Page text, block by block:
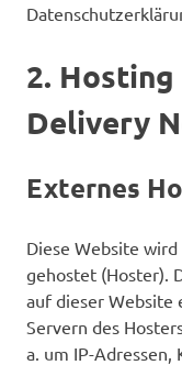
2.
Delivery
Externes
Diese Website
gehostet (Hoster).
auf dieser Website
Servern des
a. um IP-